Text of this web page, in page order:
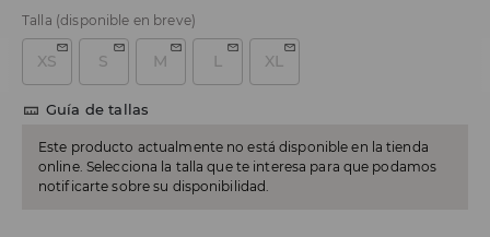
Talla (disponible en breve)
XS S M L XL
Guía de tallas
Este producto actualmente no está disponible en la tienda
online. Selecciona la talla que te interesa para que podamos
notificarte sobre su disponibilidad.